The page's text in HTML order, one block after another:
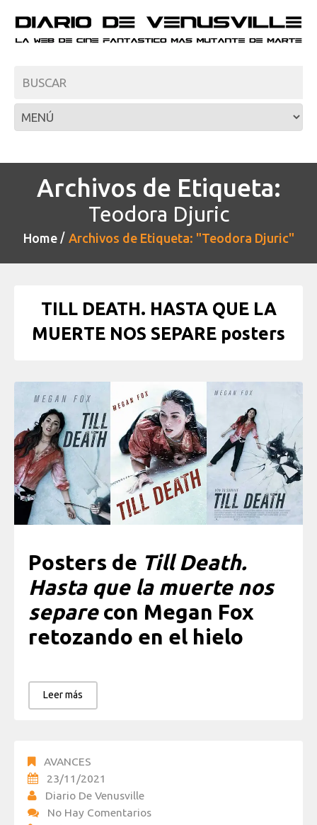
Archivos de Etiqueta:
Teodora Djuric
Home Archivos de Etiqueta: "Teodora Djuric"
TILL DEATH. HASTA QUE LA
MUERTE NOS SEPARE posters
Posters de Till Death.
Hasta que la muerte nos
separe con Megan Fox
retozando en el hielo
Leer más
AVANCES
23/11/2021
Diario De Venusville
No Hay Comentarios